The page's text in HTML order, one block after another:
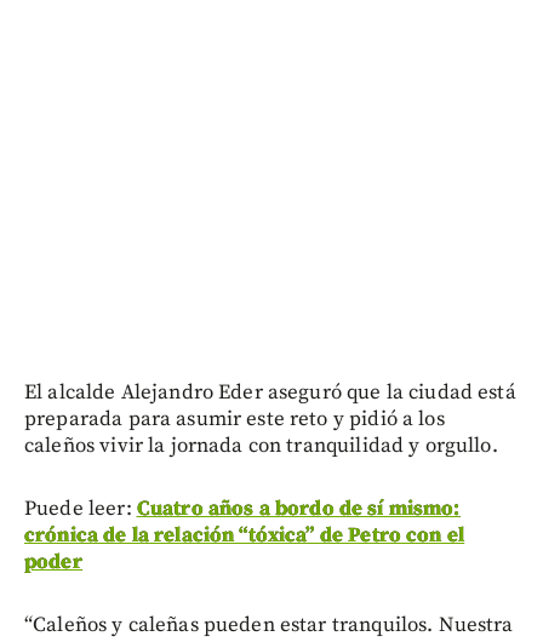
El alcalde Alejandro Eder aseguró que la ciudad está
preparada para asumir este reto y pidió a los
caleños vivir la jornada con tranquilidad y orgullo.
Puede leer:Cuatro años a bordo de sí mismo:
crónica de la relación “tóxica” de Petro con el
poder
“Caleños y caleñas pueden estar tranquilos. Nuestra